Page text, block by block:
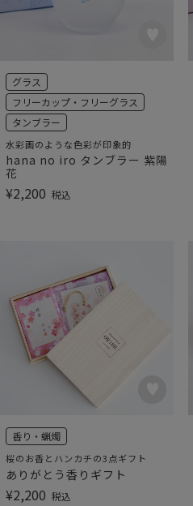
グラス
フリーカップ・フリーグラス
タンブラー
水彩画のような色彩が印象的
hana no iro タンブラー 紫陽
花
¥2,200 税込
香り・蝋燭
桜のお香とハンカチの3点ギフト
ありがとう香りギフト
¥2,200 税込